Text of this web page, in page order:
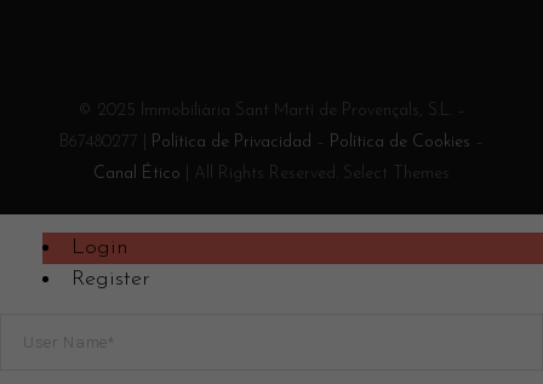
© 2025 Immobiliària Sant Martí de Provençals, S.L. –
B67480277 |
Política de Privacidad Política de Cookies
Canal Ético | All Rights Reserved. Select Themes
Login
Register